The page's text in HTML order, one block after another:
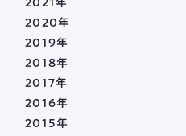
2020年
2019年
2018年
2017年
2016年
2015年